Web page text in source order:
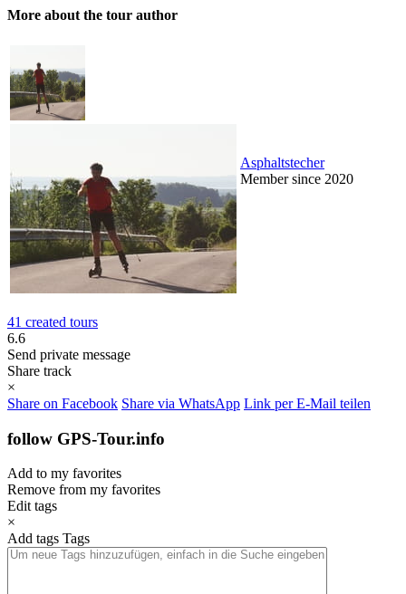
More about the tour author
Asphaltstecher
Member since 2020
41 created tours
6.6
Send private message
Share track
×
Share on Facebook Share via WhatsApp Link per E-Mail teilen
follow GPS-Tour.info
Add to my favorites
Remove from my favorites
Edit tags
×
Add tags Tags